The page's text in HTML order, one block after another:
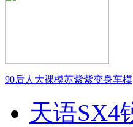
90后人大裸模苏紫紫变身车模
天语SX4